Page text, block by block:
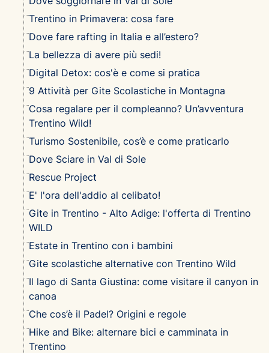
Trentino in Primavera: cosa fare
Dove fare rafting in Italia e all’estero?
La bellezza di avere più sedi!
Digital Detox: cos'è e come si pratica
9 Attività per Gite Scolastiche in Montagna
Cosa regalare per il compleanno? Un’avventura
Trentino Wild!
Turismo Sostenibile, cos’è e come praticarlo
Dove Sciare in Val di Sole
Rescue Project
E' l'ora dell'addio al celibato!
Gite in Trentino - Alto Adige: l'offerta di Trentino
WILD
Estate in Trentino con i bambini
Gite scolastiche alternative con Trentino Wild
Il lago di Santa Giustina: come visitare il canyon in
canoa
Che cos’è il Padel? Origini e regole
Hike and Bike: alternare bici e camminata in
Trentino